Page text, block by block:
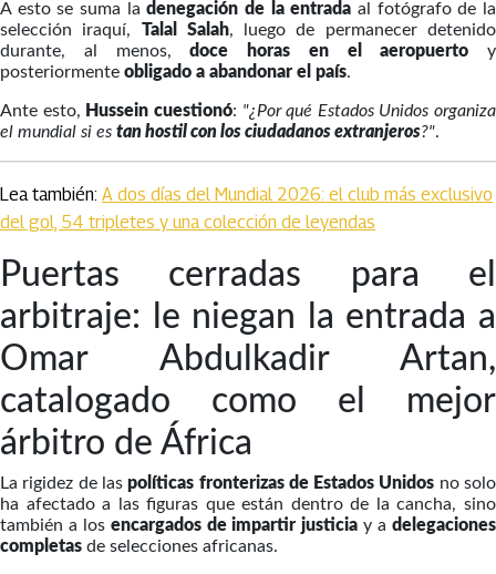
A esto se suma ladenegación de la entrada al fotógrafo de la
selección iraquí, Talal Salah, luego de permanecer detenido
durante, al menos,doce horas en el aeropuerto y
posteriormente obligado a abandonar el país.
Ante esto, Hussein cuestionó: "¿Por qué Estados Unidos organiza
el mundial si es tan hostil con los ciudadanos extranjeros?".
Lea también: A dos días del Mundial 2026: el club más exclusivo
del gol, 54 tripletes y una colección de leyendas
Puertas cerradas para el
arbitraje: le niegan la entrada a
Omar Abdulkadir Artan,
catalogado como el mejor
árbitro de África
La rigidez de laspolíticas fronterizas de Estados Unidos no solo
ha afectado a las figuras que están dentro de la cancha, sino
también a los encargados de impartir justicia y adelegaciones
completas de selecciones africanas.